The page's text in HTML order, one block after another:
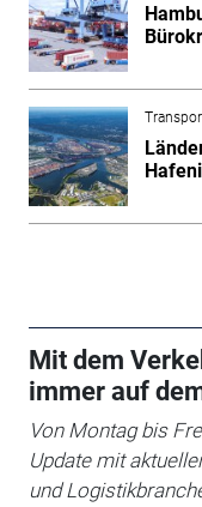
Mit dem
immer auf
Von Montag bis
Update mit
und